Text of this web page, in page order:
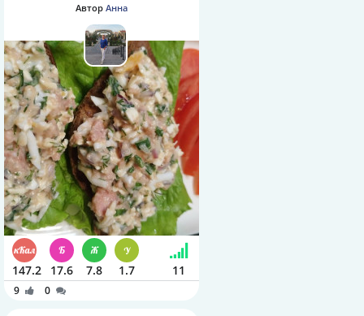
Автор Анна
147.2 17.6 7.8 1.7 11
9 0